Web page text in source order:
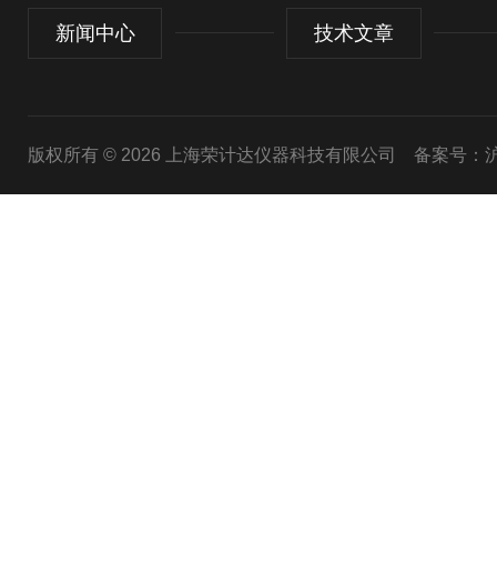
新闻中心 技术文章
版权所有 © 2026 上海荣计达仪器科技有限公司 备案号：